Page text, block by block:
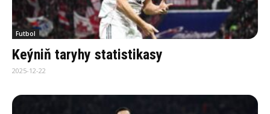
Futbol
Keýniň taryhy statistikasy
2025-12-22